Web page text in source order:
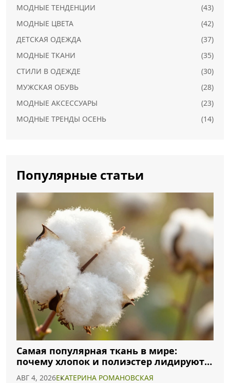
МОДНЫЕ ТЕНДЕНЦИИ
(43)
МОДНЫЕ ЦВЕТА
(42)
ДЕТСКАЯ ОДЕЖДА
(37)
МОДНЫЕ ТКАНИ
(35)
СТИЛИ В ОДЕЖДЕ
(30)
МУЖСКАЯ ОБУВЬ
(28)
МОДНЫЕ АКСЕССУАРЫ
(23)
МОДНЫЕ ТРЕНДЫ ОСЕНЬ
(14)
Популярные статьи
Самая популярная ткань в мире:
почему хлопок и полиэстер лидируют в
АВГ 4, 2026ЕКАТЕРИНА РОМАНОВСКАЯ